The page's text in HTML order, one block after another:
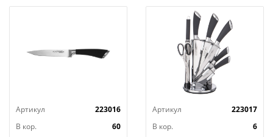
● Эргономичная ручка с покрытием Soft Touch для
● 2-х стороняя заточка лезвия
● Для экономии рабочего пространства Вы легко
можете сложить подставку
Артикул
223016
В кор.
60
Артикул
223017
В кор.
6